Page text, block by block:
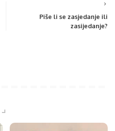
Piše li se zasjedanje ili
zasijedanje?